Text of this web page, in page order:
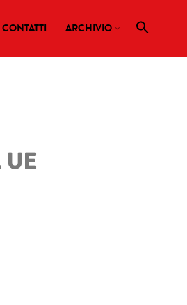
CONTATTI ARCHIVIO